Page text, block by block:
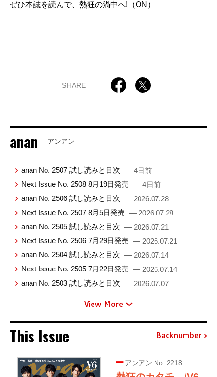
ぜひ本誌を読んで、熱狂の渦中へ!（ON）
SHARE
anan アンアン
anan No. 2507 試し読みと目次 — 4日前
Next Issue No. 2508 8月19日発売 — 4日前
anan No. 2506 試し読みと目次 — 2026.07.28
Next Issue No. 2507 8月5日発売 — 2026.07.28
anan No. 2505 試し読みと目次 — 2026.07.21
Next Issue No. 2506 7月29日発売 — 2026.07.21
anan No. 2504 試し読みと目次 — 2026.07.14
Next Issue No. 2505 7月22日発売 — 2026.07.14
anan No. 2503 試し読みと目次 — 2026.07.07
View More
This Issue Backnumber
アンアン No. 2218